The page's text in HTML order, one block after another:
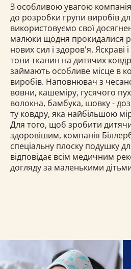
З особливою увагою
до розробки групи виробів
використовуємо свої
малюки щодня прокидалися
нових сил і здоров'я. Яскраві і
тони тканин на дитячих
займають особливе місце в
виробів. Наповнювач з
вовни, кашеміру, гусячого
волокна, бамбука, шовку -
ту ковдру, яка найбільшою
Для того, щоб зробити
здоровішим, компанія
спеціальну плоску подушку
відповідає всім медичним
догляду за маленькими